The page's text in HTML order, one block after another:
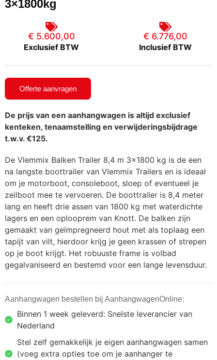
3×1800kg
€ 5.600,00
Exclusief BTW
€ 6.776,00
Inclusief BTW
Offerte aanvragen
De prijs van een aanhangwagen is altijd exclusief
kenteken, tenaamstelling en verwijderingsbijdrage
t.w.v. €125.
De Vlemmix Balken Trailer 8,4 m 3×1800 kg is de een
na langste boottrailer van Vlemmix Trailers en is ideaal
om je motorboot, consoleboot, sloep of eventueel je
zeilboot mee te vervoeren. De boottrailer is 8,4 meter
lang en heeft drie assen van 1800 kg met waterdichte
lagers en een oplooprem van Knott. De balken zijn
gemaakt van geïmpregneerd hout met als toplaag een
tapijt van vilt, hierdoor krijg je geen krassen of strepen
op je boot krijgt. Het robuuste frame is volbad
gegalvaniseerd en bestemd voor een lange levensduur.
Aanhangwagen bestellen bij AanhangwagenOnline:
Binnen 1 week geleverd: Snelste leverancier van
Nederland
Stel zelf gemakkelijk je eigen aanhangwagen samen
(voeg extra opties toe om je aanhanger te